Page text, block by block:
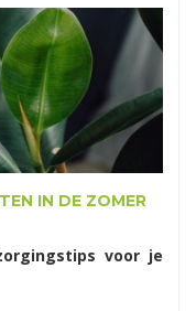
IN DE ZOMER
voor je